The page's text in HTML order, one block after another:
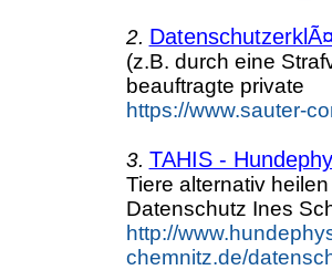
2.
(z.B. durch eine
beauftragte private
https://www.sauter-
3. TAHIS -
Tiere alternativ
Datenschutz Ines
http://
chemnitz.de/